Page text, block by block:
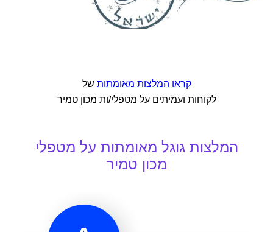
קראו המלצות מאומתות של
לקוחות ועמיתים על מטפלי/ות מכון טמיר